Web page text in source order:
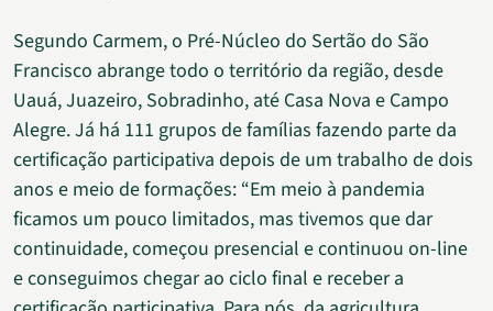
Segundo Carmem, o Pré-Núcleo do Sertão do São
Francisco abrange todo o território da região, desde
Uauá, Juazeiro, Sobradinho, até Casa Nova e Campo
Alegre. Já há 111 grupos de famílias fazendo parte da
certificação participativa depois de um trabalho de dois
anos e meio de formações: “Em meio à pandemia
ficamos um pouco limitados, mas tivemos que dar
continuidade, começou presencial e continuou on-line
e conseguimos chegar ao ciclo final e receber a